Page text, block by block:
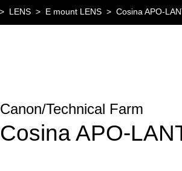
LENS E mount LENS Cosina APO-
Canon/Technical Farm
Cosina APO-